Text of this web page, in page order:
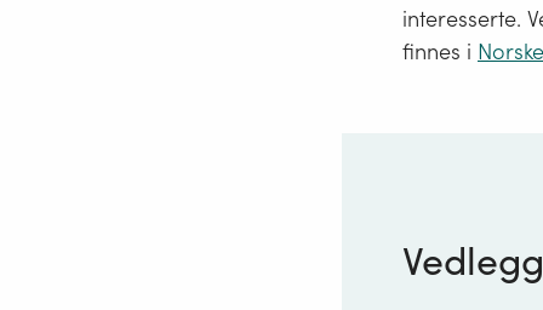
interesserte.
finnes i